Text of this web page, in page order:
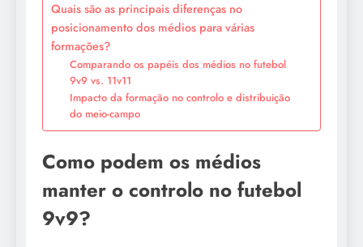
Quais são as principais diferenças no
posicionamento dos médios para várias
formações?
Comparando os papéis dos médios no futebol
9v9 vs. 11v11
Impacto da formação no controlo e distribuição
do meio-campo
Como podem os médios
manter o controlo no futebol
9v9?